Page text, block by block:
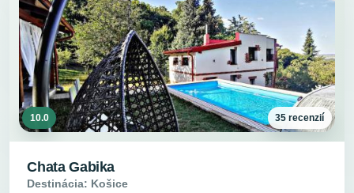
10.0 35 recenzií
Chata Gabika
Destinácia: Košice